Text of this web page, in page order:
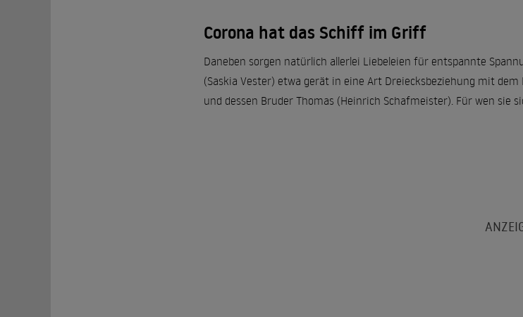
Corona hat das Schiff im Griff
Daneben sorgen natürlich allerlei Liebeleien für entspannte
(Saskia Vester) etwa gerät in eine Art Dreiecksbeziehung mit
und dessen Bruder Thomas (Heinrich Schafmeister). Für wen sie